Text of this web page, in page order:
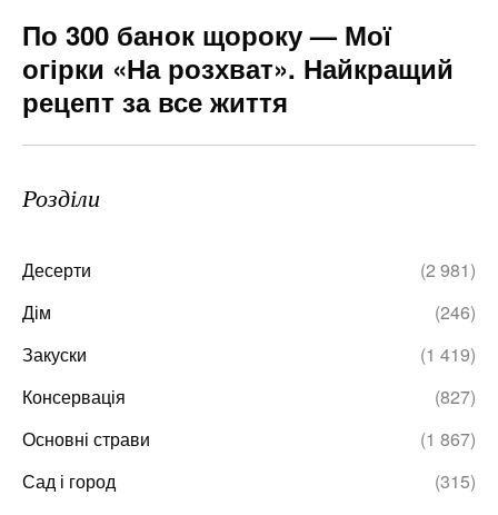
По 300 банок щороку — Мої
огірки «На розхват». Найкращий
рецепт за все життя
Розділи
Десерти
(2 981)
Дім
(246)
Закуски
(1 419)
Консервація
(827)
Основні страви
(1 867)
Сад і город
(315)